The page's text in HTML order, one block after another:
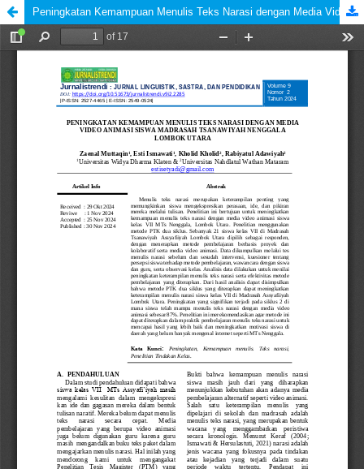
Peningkatan Kemampuan Menulis Teks Narasi dengan Media Video Animasi Siswa Madrasah Tsanawiyah Nenggala Lombok Utara